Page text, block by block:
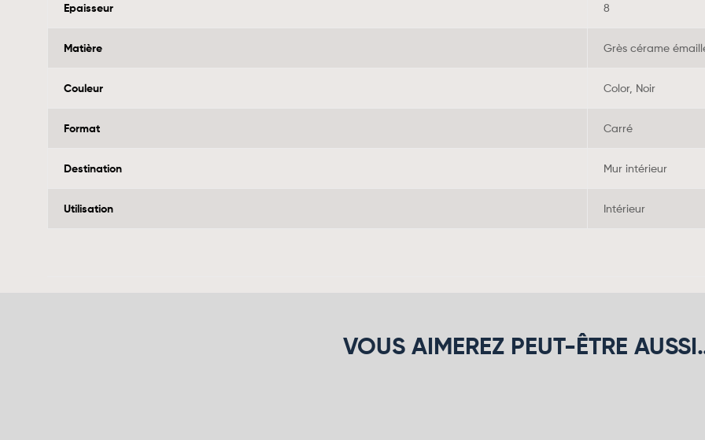
Epaisseur 8
Matière Grès cérame
Couleur Color, Noir
Format Carré
Destination Mur intérieur
Utilisation Intérieur
VOUS AIMEREZ PEUT-ÊTRE